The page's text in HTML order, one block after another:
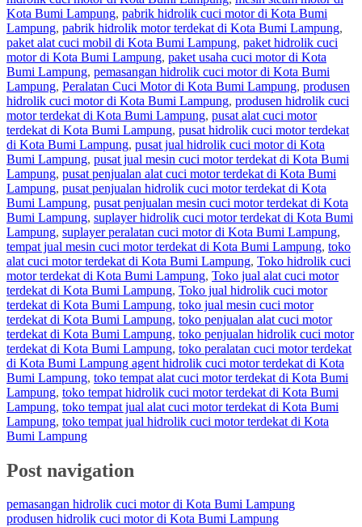
Kota Bumi Lampung, pabrik hidrolik cuci motor di Kota Bumi
Lampung, pabrik hidrolik motor terdekat di Kota Bumi Lampung,
paket alat cuci mobil di Kota Bumi Lampung, paket hidrolik cuci
motor di Kota Bumi Lampung, paket usaha cuci motor di Kota
Bumi Lampung, pemasangan hidrolik cuci motor di Kota Bumi
Lampung, Peralatan Cuci Motor di Kota Bumi Lampung, produsen
hidrolik cuci motor di Kota Bumi Lampung, produsen hidrolik cuci
motor terdekat di Kota Bumi Lampung, pusat alat cuci motor
terdekat di Kota Bumi Lampung, pusat hidrolik cuci motor terdekat
di Kota Bumi Lampung, pusat jual hidrolik cuci motor di Kota
Bumi Lampung, pusat jual mesin cuci motor terdekat di Kota Bumi
Lampung, pusat penjualan alat cuci motor terdekat di Kota Bumi
Lampung, pusat penjualan hidrolik cuci motor terdekat di Kota
Bumi Lampung, pusat penjualan mesin cuci motor terdekat di Kota
Bumi Lampung, suplayer hidrolik cuci motor terdekat di Kota Bumi
Lampung, suplayer peralatan cuci motor di Kota Bumi Lampung,
tempat jual mesin cuci motor terdekat di Kota Bumi Lampung, toko
alat cuci motor terdekat di Kota Bumi Lampung, Toko hidrolik cuci
motor terdekat di Kota Bumi Lampung, Toko jual alat cuci motor
terdekat di Kota Bumi Lampung, Toko jual hidrolik cuci motor
terdekat di Kota Bumi Lampung, toko jual mesin cuci motor
terdekat di Kota Bumi Lampung, toko penjualan alat cuci motor
terdekat di Kota Bumi Lampung, toko penjualan hidrolik cuci motor
terdekat di Kota Bumi Lampung, toko peralatan cuci motor terdekat
di Kota Bumi Lampung agent hidrolik cuci motor terdekat di Kota
Bumi Lampung, toko tempat alat cuci motor terdekat di Kota Bumi
Lampung, toko tempat hidrolik cuci motor terdekat di Kota Bumi
Lampung, toko tempat jual alat cuci motor terdekat di Kota Bumi
Lampung, toko tempat jual hidrolik cuci motor terdekat di Kota
Bumi Lampung
Post navigation
pemasangan hidrolik cuci motor di Kota Bumi Lampung
produsen hidrolik cuci motor di Kota Bumi Lampung